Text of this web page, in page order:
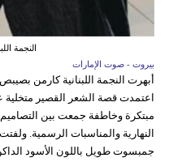
النجمة
بيروت - صوت الإمارات
أبهرت النجمة اللبنانية كارمن
اعتمدت قصة الشعر القصير متخلية
مبتكرة وخاطفة جمعت بين التصاميم
النهارية والمناسبات الرسمية.
جمبسوت طويل باللون الأسود